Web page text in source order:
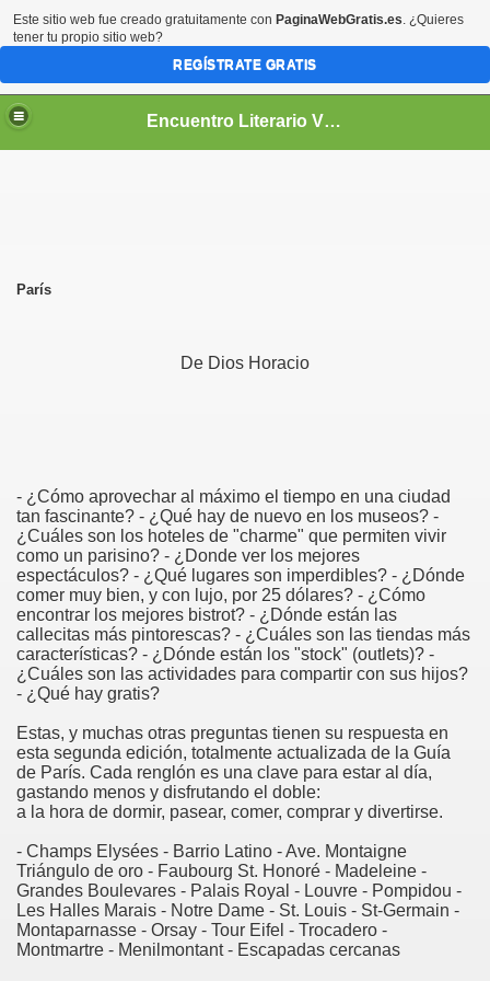
Encuentro Literario Virtual
París
De Dios Horacio
- ¿Cómo aprovechar al máximo el tiempo en una ciudad
tan fascinante? - ¿Qué hay de nuevo en los museos? -
¿Cuáles son los hoteles de "charme" que permiten vivir
como un parisino? - ¿Donde ver los mejores
espectáculos? - ¿Qué lugares son imperdibles? - ¿Dónde
comer muy bien, y con lujo, por 25 dólares? - ¿Cómo
encontrar los mejores bistrot? - ¿Dónde están las
callecitas más pintorescas? - ¿Cuáles son las tiendas más
características? - ¿Dónde están los "stock" (outlets)? -
¿Cuáles son las actividades para compartir con sus hijos?
- ¿Qué hay gratis?
Estas, y muchas otras preguntas tienen su respuesta en
esta segunda edición, totalmente actualizada de la Guía
de París. Cada renglón es una clave para estar al día,
gastando menos y disfrutando el doble:
a la hora de dormir, pasear, comer, comprar y divertirse.
- Champs Elysées - Barrio Latino - Ave. Montaigne
Triángulo de oro - Faubourg St. Honoré - Madeleine -
Grandes Boulevares - Palais Royal - Louvre - Pompidou -
Les Halles Marais - Notre Dame - St. Louis - St-Germain -
Montaparnasse - Orsay - Tour Eifel - Trocadero -
Montmartre - Menilmontant - Escapadas cercanas
Este sitio web fue creado gratuitamente con PaginaWebGratis.es. ¿Quieres
tener tu propio sitio web?
REGÍSTRATE GRATIS